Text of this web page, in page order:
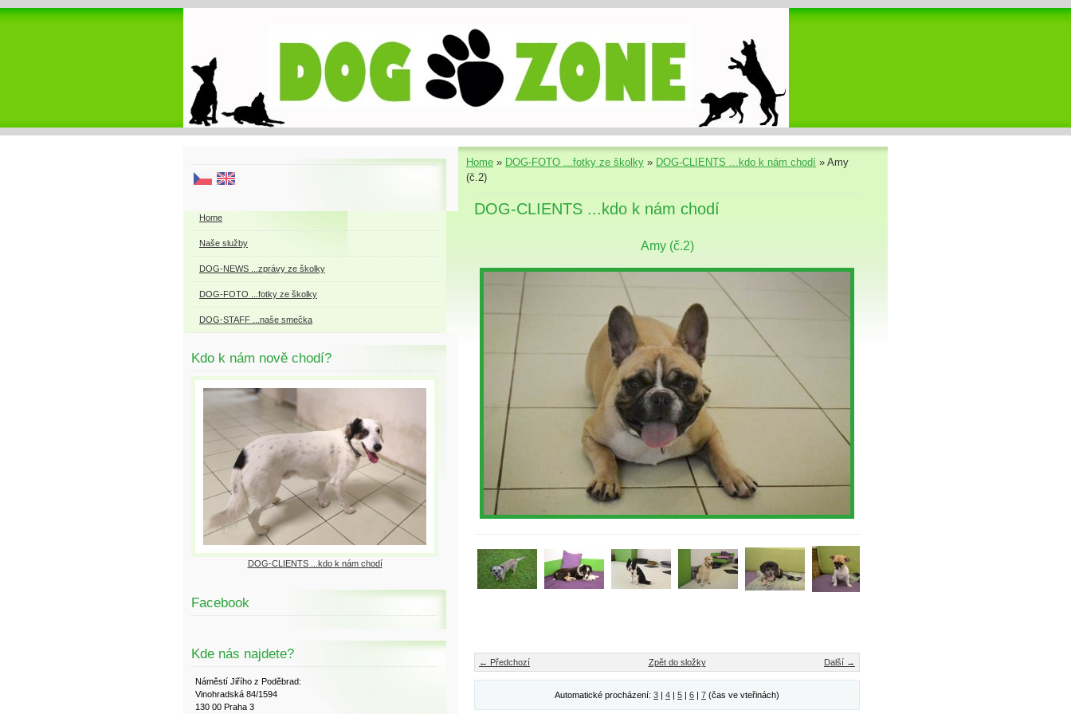
Home » DOG-FOTO ...fotky ze školky » DOG-CLIENTS ...kdo k nám chodí » Amy
(č.2)
DOG-CLIENTS ...kdo k nám chodí
Amy (č.2)
← Předchozí Další →
Zpět do složky
Automatické procházení: 3 | 4 | 5 | 6 | 7 (čas ve vteřinách)
Home
Naše služby
DOG-NEWS ...zprávy ze školky
DOG-FOTO ...fotky ze školky
DOG-STAFF ...naše smečka
Kdo k nám nově chodí?
DOG-CLIENTS ...kdo k nám chodí
Facebook
Kde nás najdete?
Náměstí Jiřího z Poděbrad:
Vinohradská 84/1594
130 00 Praha 3